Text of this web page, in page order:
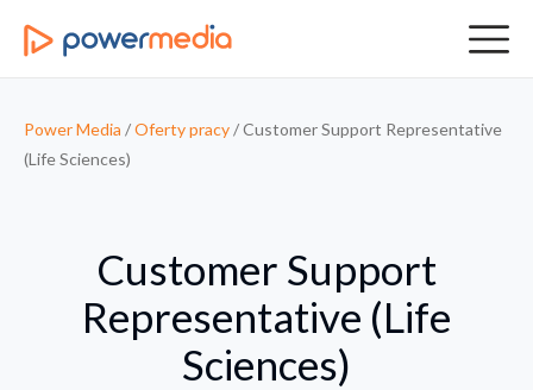
Power Media /Oferty pracy/Customer Support Representative
(Life Sciences)
Customer Support
Representative (Life
Sciences)